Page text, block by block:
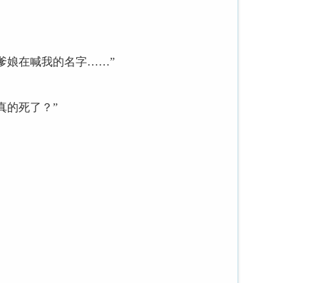
娘在喊我的名字……”
的死了？”